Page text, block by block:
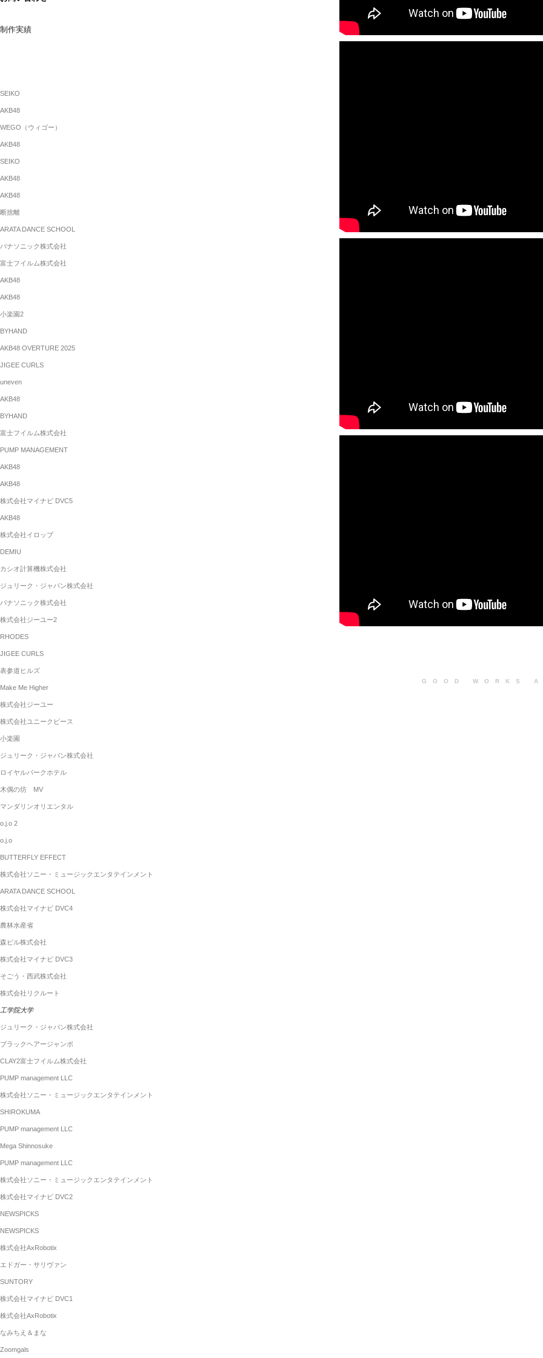
制作実績
SEIKO
AKB48
WEGO（ウィゴー）
AKB48
SEIKO
AKB48
AKB48
断捨離
ARATA DANCE SCHOOL
パナソニック株式会社
富士フイルム株式会社
AKB48
AKB48
小楽園2
BYHAND
AKB48 OVERTURE 2025
JIGEE CURLS
uneven
AKB48
BYHAND
富士フイルム株式会社
PUMP MANAGEMENT
AKB48
AKB48
株式会社マイナビ DVC5
AKB48
株式会社イロップ
DEMIU
カシオ計算機株式会社
ジュリーク・ジャパン株式会社
パナソニック株式会社
株式会社ジーユー2
RHODES
JIGEE CURLS
表参道ヒルズ
Make Me Higher
株式会社ジーユー
株式会社ユニークピース
小楽園
ジュリーク・ジャパン株式会社
ロイヤルパークホテル
木偶の坊 MV
マンダリンオリエンタル
o.j.o 2
o.j.o
BUTTERFLY EFFECT
株式会社ソニー・ミュージックエンタテインメント
ARATA DANCE SCHOOL
株式会社マイナビ DVC4
農林水産省
森ビル株式会社
株式会社マイナビ DVC3
そごう・西武株式会社
株式会社リクルート
工学院大学
ジュリーク・ジャパン株式会社
ブラックヘアージャンボ
CLAY2富士フイルム株式会社
PUMP management LLC
株式会社ソニー・ミュージックエンタテインメント
SHIROKUMA
PUMP management LLC
Mega Shinnosuke
PUMP management LLC
株式会社ソニー・ミュージックエンタテインメント
株式会社マイナビ DVC2
NEWSPICKS
NEWSPICKS
株式会社AxRobotix
エドガー・サリヴァン
SUNTORY
株式会社マイナビ DVC1
株式会社AxRobotix
なみちえ＆まな
Zoomgals
G O O D W O R K S